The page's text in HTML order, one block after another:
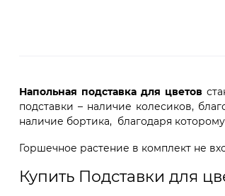
Напольная подставка для цветов
подставки – наличие колесиков,
наличие бортика, благодаря
Горшечное растение в комплект не
Купить Подставки для